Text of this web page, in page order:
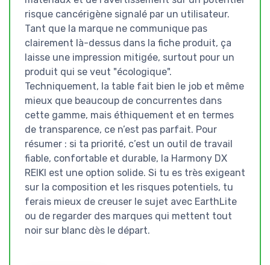
risque cancérigène signalé par un utilisateur.
Tant que la marque ne communique pas
clairement là-dessus dans la fiche produit, ça
laisse une impression mitigée, surtout pour un
produit qui se veut "écologique".
Techniquement, la table fait bien le job et même
mieux que beaucoup de concurrentes dans
cette gamme, mais éthiquement et en termes
de transparence, ce n’est pas parfait. Pour
résumer : si ta priorité, c’est un outil de travail
fiable, confortable et durable, la Harmony DX
REIKI est une option solide. Si tu es très exigeant
sur la composition et les risques potentiels, tu
ferais mieux de creuser le sujet avec EarthLite
ou de regarder des marques qui mettent tout
noir sur blanc dès le départ.